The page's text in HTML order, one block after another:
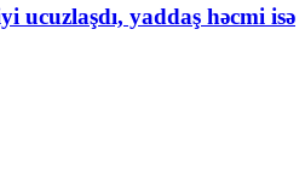
ucuzlaşdı, yaddaş həcmi isə